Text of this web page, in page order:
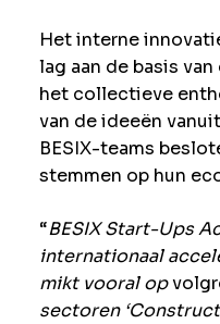
Het interne
lag aan de basis
het collectieve
van de ideeën
BESIX-teams
stemmen op hun
“BESIX Start-Ups
internationaal
mikt vooral op
sectoren